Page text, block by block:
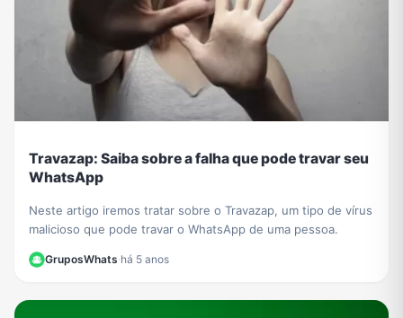
Travazap: Saiba sobre a falha que pode travar seu
WhatsApp
Neste artigo iremos tratar sobre o Travazap, um tipo de vírus
malicioso que pode travar o WhatsApp de uma pessoa.
GruposWhats·há 5 anos